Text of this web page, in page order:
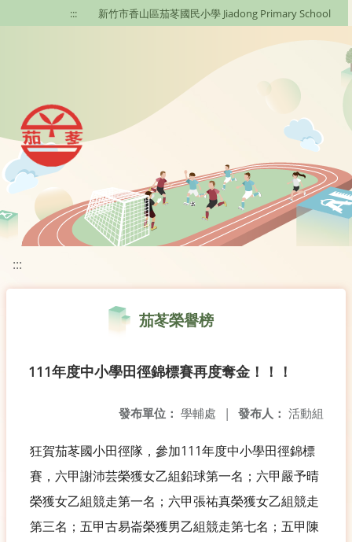
移至網頁之主要內容區位置
::: 新竹市香山區茄苳國民小學 Jiadong Primary School
:::
茄苳榮譽榜
111年度中小學田徑錦標賽再度奪金！！！
發布人： 活動組
發布單位： 學輔處 |
狂賀茄苳國小田徑隊，參加111年度中小學田徑錦標
賽，六甲謝沛芸榮獲女乙組鉛球第一名；六甲嚴予晴
榮獲女乙組競走第一名；六甲張祐真榮獲女乙組競走
第三名；五甲古易崙榮獲男乙組競走第七名；五甲陳